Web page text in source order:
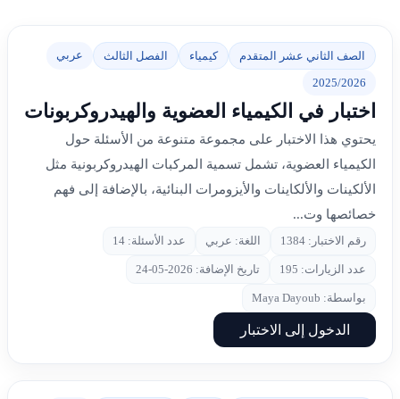
الصف الثاني عشر المتقدم كيمياء الفصل الثالث عربي
2025/2026
اختبار في الكيمياء العضوية والهيدروكربونات
يحتوي هذا الاختبار على مجموعة متنوعة من الأسئلة حول
الكيمياء العضوية، تشمل تسمية المركبات الهيدروكربونية مثل
الألكينات والألكاينات والأيزومرات البنائية، بالإضافة إلى فهم
خصائصها وت...
رقم الاختبار: 1384 اللغة: عربي عدد الأسئلة: 14
عدد الزيارات: 195 تاريخ الإضافة: 2026-05-24
بواسطة: Maya Dayoub
الدخول إلى الاختبار